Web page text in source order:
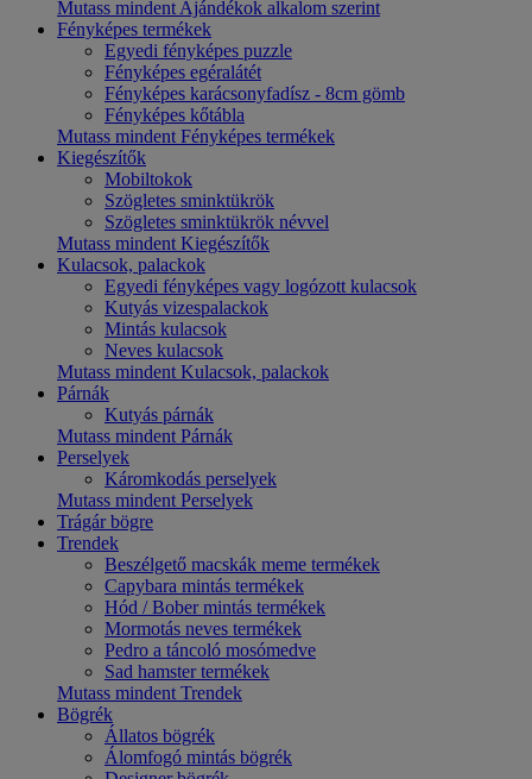
Mutass mindent Ajándékok alkalom szerint
Fényképes termékek
Egyedi fényképes puzzle
Fényképes egéralátét
Fényképes karácsonyfadísz - 8cm gömb
Fényképes kőtábla
Mutass mindent Fényképes termékek
Kiegészítők
Mobiltokok
Szögletes sminktükrök
Szögletes sminktükrök névvel
Mutass mindent Kiegészítők
Kulacsok, palackok
Egyedi fényképes vagy logózott kulacsok
Kutyás vizespalackok
Mintás kulacsok
Neves kulacsok
Mutass mindent Kulacsok, palackok
Párnák
Kutyás párnák
Mutass mindent Párnák
Perselyek
Káromkodás perselyek
Mutass mindent Perselyek
Trágár bögre
Trendek
Beszélgető macskák meme termékek
Capybara mintás termékek
Hód / Bober mintás termékek
Mormotás neves termékek
Pedro a táncoló mosómedve
Sad hamster termékek
Mutass mindent Trendek
Bögrék
Állatos bögrék
Álomfogó mintás bögrék